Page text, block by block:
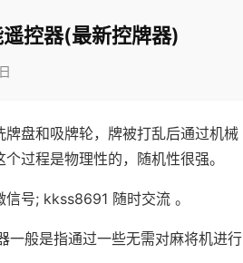
控器(最新控牌器)
盘和吸牌轮，牌被打乱后通过机械
过程是物理性的，随机性很强。
号; kkss8691 随时交流 。
一般是指通过一些无需对麻将机进行